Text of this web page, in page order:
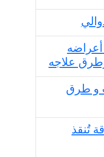
علاجه
و طرق
تُنقذ